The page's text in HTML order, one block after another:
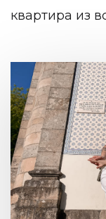
квартира из